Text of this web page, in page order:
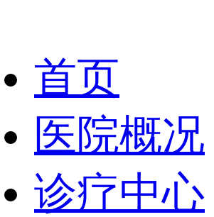
首页
医院概况
诊疗中心